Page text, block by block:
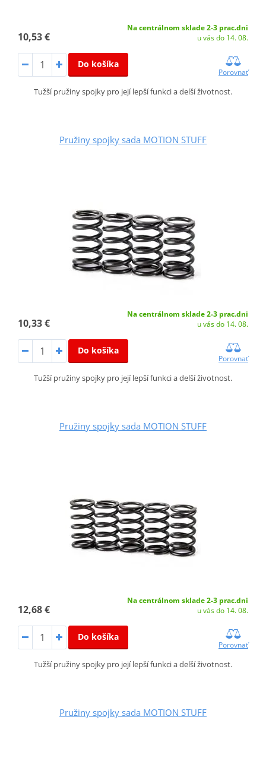
10,53 €
Na centrálnom sklade 2-3 prac.dni
u vás do 14. 08.
Do košíka
Porovnať
Tužší pružiny spojky pro její lepší funkci a delší životnost.
Pružiny spojky sada MOTION STUFF
10,33 €
Na centrálnom sklade 2-3 prac.dni
u vás do 14. 08.
Do košíka
Porovnať
Tužší pružiny spojky pro její lepší funkci a delší životnost.
Pružiny spojky sada MOTION STUFF
12,68 €
Na centrálnom sklade 2-3 prac.dni
u vás do 14. 08.
Do košíka
Porovnať
Tužší pružiny spojky pro její lepší funkci a delší životnost.
Pružiny spojky sada MOTION STUFF